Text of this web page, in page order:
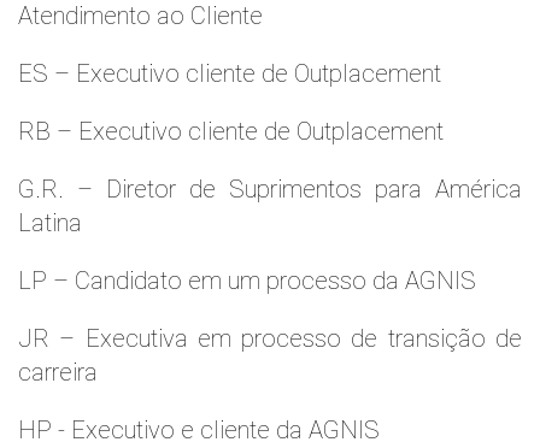
Atendimento ao Cliente
ES – Executivo cliente de Outplacement
RB – Executivo cliente de Outplacement
G.R. – Diretor de Suprimentos para América
Latina
LP – Candidato em um processo da AGNIS
JR – Executiva em processo de transição de
carreira
HP - Executivo e cliente da AGNIS